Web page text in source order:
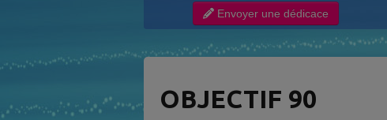
ainsi que votre bonne humeur !! Longue vie à Radio
Vag !! Les Crieurs de Toit
Envoyer une dédicace
OBJECTIF 90